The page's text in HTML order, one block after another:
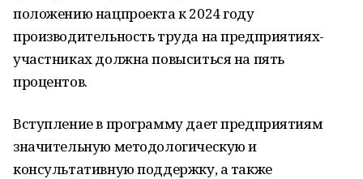
положению нацпроекта к 2024 году
производительность труда на предприятиях-
участниках должна повыситься на пять
процентов.
Вступление в программу дает предприятиям
значительную методологическую и
консультативную поддержку, а также